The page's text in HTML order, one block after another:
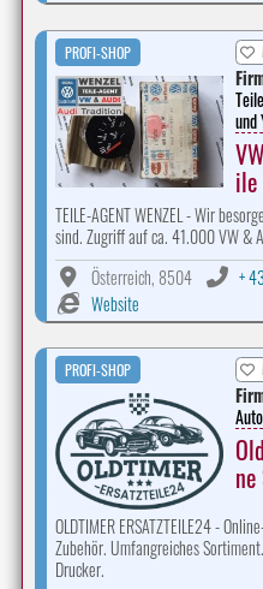
PROFI-SHOP
und
ile
TEILE-AGENT WENZEL - Wir
sind. Zugriff auf ca. 41.000 VW &
Österreich, 8504
+
Website
PROFI-SHOP
OLDTIMER ERSATZTEILE24 -
Zubehör. Umfangreiches
Drucker.